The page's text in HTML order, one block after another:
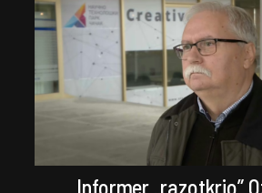
Informer „razotkrio”